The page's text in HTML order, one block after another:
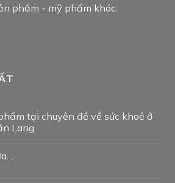
phẩm - mỹ phẩm khác.
tại chuyên đề về sức khoẻ ở
Lang